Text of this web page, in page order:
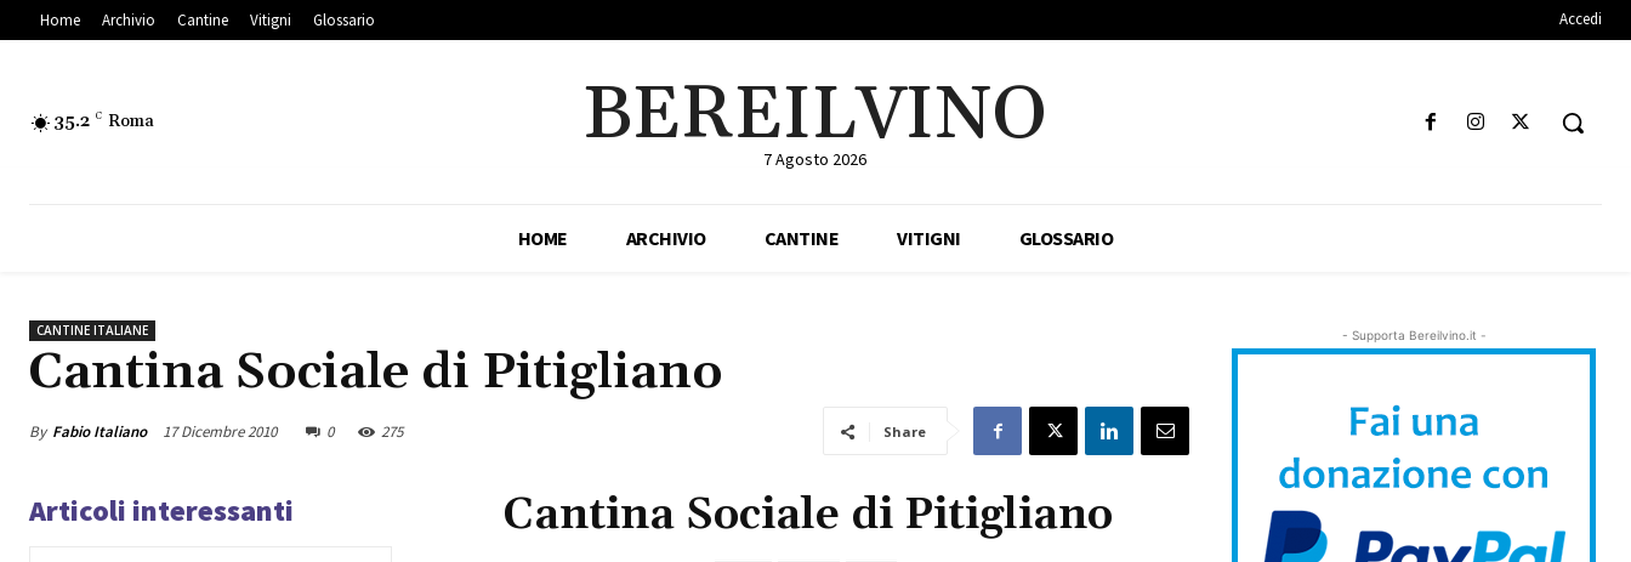
Home Archivio Cantine Vitigni Glossario Accedi
35.2 C Roma BEREILVINO
7 Agosto 2026
HOME ARCHIVIO CANTINE VITIGNI GLOSSARIO
CANTINE ITALIANE
Cantina Sociale di Pitigliano
By Fabio Italiano 17 Dicembre 2010 0 275 Share
Articoli interessanti Cantina Sociale di Pitigliano
- Supporta Bereilvino.it -